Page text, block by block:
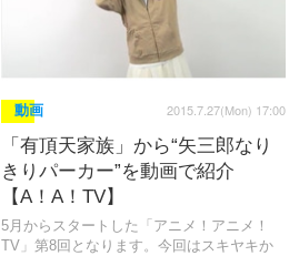
動画 2015.7.27(Mon) 17:00
「有頂天家族」から“矢三郎なり
きりパーカー”を動画で紹介
【A！A！TV】
5月からスタートした「アニメ！アニメ！
TV」第8回となります。今回はスキヤキか